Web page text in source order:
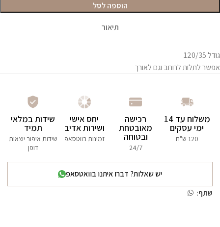
הוספה לסל
תיאור
גודל 120/35
אפשר לתלות לרוחב וגם לאורך
משלוח עד 14
ימי עסקים
120 ש"ח
רכישה
מאובטחת
ובטוחה
24/7
יחס אישי
ושירות אדיב
זמינות בווטסאפ
שידות במלאי
תמיד
שידות איפור יוצאות
דופן
יש שאלות? דברו איתנו בוואטסאפ
שתף: